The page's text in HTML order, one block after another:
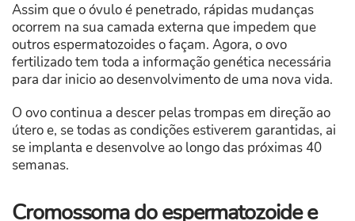
Assim que o óvulo é penetrado, rápidas mudanças
ocorrem na sua camada externa que impedem que
outros espermatozoides o façam. Agora, o ovo
fertilizado tem toda a informação genética necessária
para dar inicio ao desenvolvimento de uma nova vida.
O ovo continua a descer pelas trompas em direção ao
útero e, se todas as condições estiverem garantidas, ai
se implanta e desenvolve ao longo das próximas 40
semanas.
Cromossoma do espermatozoide e